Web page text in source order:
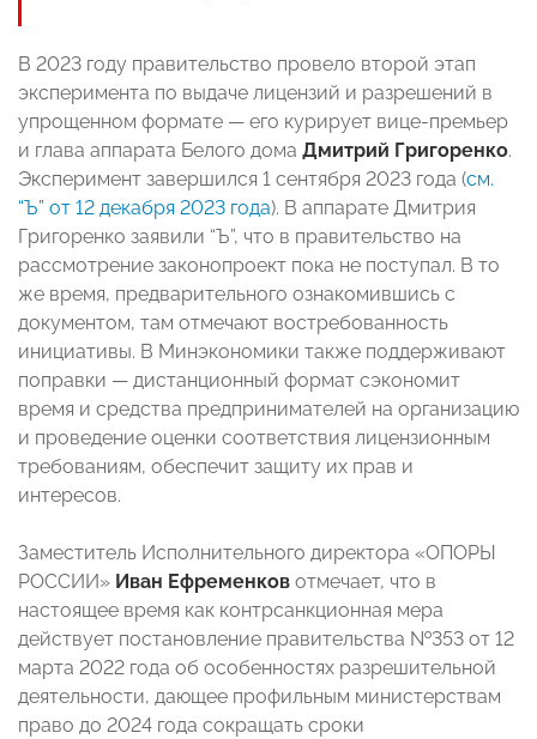
В 2023 году правительство провело второй этап
эксперимента по выдаче лицензий и разрешений в
упрощенном формате — его курирует вице-премьер
и глава аппарата Белого дома Дмитрий Григоренко.
Эксперимент завершился 1 сентября 2023 года (см.
“Ъ” от 12 декабря 2023 года). В аппарате Дмитрия
Григоренко заявили “Ъ”, что в правительство на
рассмотрение законопроект пока не поступал. В то
же время, предварительного ознакомившись с
документом, там отмечают востребованность
инициативы. В Минэкономики также поддерживают
поправки — дистанционный формат сэкономит
время и средства предпринимателей на организацию
и проведение оценки соответствия лицензионным
требованиям, обеспечит защиту их прав и
интересов.
Заместитель Исполнительного директора «ОПОРЫ
РОССИИ» Иван Ефременков отмечает, что в
настоящее время как контрсанкционная мера
действует постановление правительства №353 от 12
марта 2022 года об особенностях разрешительной
деятельности, дающее профильным министерствам
право до 2024 года сокращать сроки